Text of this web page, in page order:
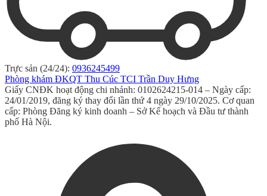
Trực sản (24/24): 0936245499
Phòng khám ĐKQT Thu Cúc TCI Trần Duy Hưng
Giấy CNĐK hoạt động chi nhánh: 0102624215-014 – Ngày cấp:
24/01/2019, đăng ký thay đổi lần thứ 4 ngày 29/10/2025. Cơ quan
cấp: Phòng Đăng ký kinh doanh – Sở Kế hoạch và Đầu tư thành
phố Hà Nội.